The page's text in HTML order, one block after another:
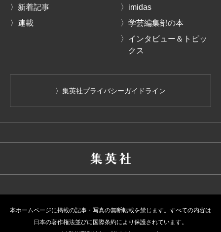
〉新着記事
〉連載
〉imidas
〉学芸編集部の本
〉インタビュー＆トピッ
クス
〉集英社プライバシーガイドライン
本ホームページに掲載の記事・写真の無断転載を禁じます。すべての内容は
日本の著作権法並びに国際条約により保護されています。